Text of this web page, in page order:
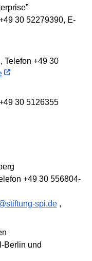
30 52279390, E-
Telefon +49 30
30 5126355
+49 30 556804-
spi.de,
Berlin und